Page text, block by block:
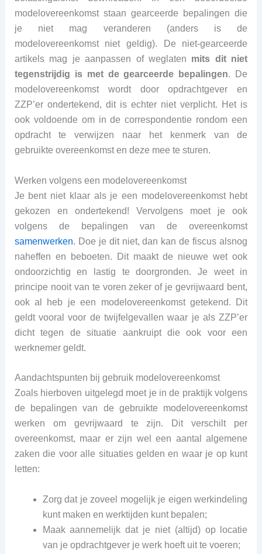
modelovereenkomst staan gearceerde bepalingen die
je niet mag veranderen (anders is de
modelovereenkomst niet geldig). De niet-gearceerde
artikels mag je aanpassen of weglaten mits dit niet
tegenstrijdig is met de gearceerde bepalingen. De
modelovereenkomst wordt door opdrachtgever en
ZZP’er ondertekend, dit is echter niet verplicht. Het is
ook voldoende om in de correspondentie rondom een
opdracht te verwijzen naar het kenmerk van de
gebruikte overeenkomst en deze mee te sturen.
Werken volgens een modelovereenkomst
Je bent niet klaar als je een modelovereenkomst hebt
gekozen en ondertekend! Vervolgens moet je ook
volgens de bepalingen van de overeenkomst
samenwerken. Doe je dit niet, dan kan de fiscus alsnog
naheffen en beboeten. Dit maakt de nieuwe wet ook
ondoorzichtig en lastig te doorgronden. Je weet in
principe nooit van te voren zeker of je gevrijwaard bent,
ook al heb je een modelovereenkomst getekend. Dit
geldt vooral voor de twijfelgevallen waar je als ZZP’er
dicht tegen de situatie aankruipt die ook voor een
werknemer geldt.
Aandachtspunten bij gebruik modelovereenkomst
Zoals hierboven uitgelegd moet je in de praktijk volgens
de bepalingen van de gebruikte modelovereenkomst
werken om gevrijwaard te zijn. Dit verschilt per
overeenkomst, maar er zijn wel een aantal algemene
zaken die voor alle situaties gelden en waar je op kunt
letten:
Zorg dat je zoveel mogelijk je eigen werkindeling
kunt maken en werktijden kunt bepalen;
Maak aannemelijk dat je niet (altijd) op locatie
van je opdrachtgever je werk hoeft uit te voeren;